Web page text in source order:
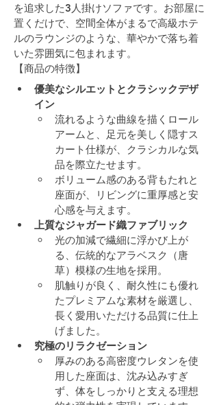
を追求した3人掛けソファです。お部屋に
置くだけで、空間全体がまるで高級ホテ
ルのラウンジのような、華やかで落ち着
いた雰囲気に包まれます。
【商品の特徴】
優美なシルエットとクラシックデザ
イン
流れるような曲線を描くロール
アームと、足元を美しく隠すス
カート仕様が、クラシカルな気
品を際立たせます。
ボリューム感のある背もたれと
座面が、リビングに重厚感と安
心感を与えます。
上質なジャガード織ファブリック
光の加減で繊細に浮かび上が
る、伝統的なアラベスク（唐
草）模様の生地を採用。
肌触りが良く、耐久性にも優れ
たプレミアムな素材を厳選し、
長く愛用いただける品質に仕上
げました。
究極のリラクゼーション
厚みのある高密度ウレタンを使
用した座面は、沈み込みすぎ
ず、体をしっかりと支える理想